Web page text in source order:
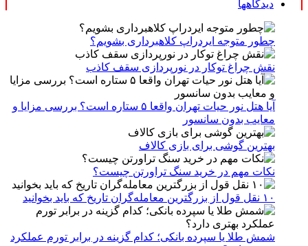
چطور متوجه ایردراپ کلاهبرداری بشویم؟
نقش چراغ توکار در نورپردازی سقف کاذب
معایب بدون سانسور
بهترین گوشی برای بازی کالاف
نکات مهم در خرید سنگ تراورتن چیست؟
۱۰ نقل قول از بزرگترین معامله‌گران تاریخ که باید بخوانید
شمش طلا یا سپرده بانکی؛ کدام گزینه در برابر تورم عملکرد
بهتری دارد؟